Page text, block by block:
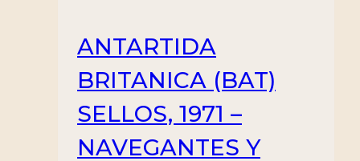
ANTARTIDA
BRITANICA (BAT)
SELLOS, 1971 –
NAVEGANTES Y